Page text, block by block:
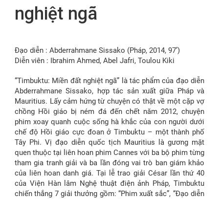
nghiệt ngã
Đạo diễn : Abderrahmane Sissako (Pháp, 2014, 97’)
Diễn viên : Ibrahim Ahmed, Abel Jafri, Toulou Kiki
“Timbuktu: Miền đất nghiệt ngã” là tác phẩm của đạo diễn
Abderrahmane Sissako, hợp tác sản xuất giữa Pháp và
Mauritius. Lấy cảm hứng từ chuyện có thật về một cặp vợ
chồng Hồi giáo bị ném đá đến chết năm 2012, chuyện
phim xoay quanh cuộc sống hà khắc của con người dưới
chế độ Hồi giáo cực đoan ở Timbuktu – một thành phố
Tây Phi. Vị đạo diễn quốc tịch Mauritius là gương mặt
quen thuộc tại liên hoan phim Cannes với ba bộ phim từng
tham gia tranh giải và ba lần đóng vai trò ban giám khảo
của liên hoan danh giá. Tại lễ trao giải César lần thứ 40
của Viện Hàn lâm Nghệ thuật điện ảnh Pháp, Timbuktu
chiến thắng 7 giải thưởng gồm: “Phim xuất sắc”, “Đạo diễn